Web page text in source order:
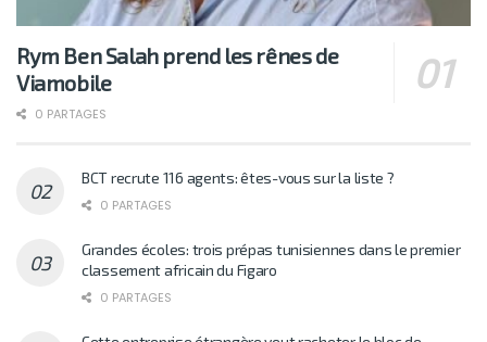
Rym Ben Salah prend les rênes de
Viamobile
0 PARTAGES
BCT recrute 116 agents: êtes-vous sur la liste ?
0 PARTAGES
Grandes écoles: trois prépas tunisiennes dans le premier
classement africain du Figaro
0 PARTAGES